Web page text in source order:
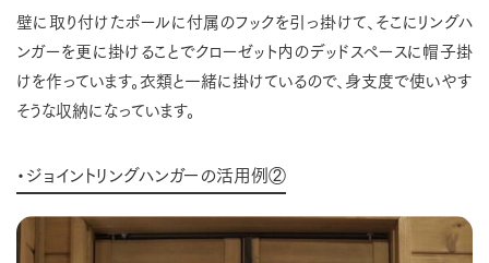
壁に取り付けたポールに付属のフックを引っ掛けて、そこにリングハ
ンガーを更に掛けることでクローゼット内のデッドスペースに帽子掛
けを作っています。衣類と一緒に掛けているので、身支度で使いやす
そうな収納になっています。
・ジョイントリングハンガーの活用例②